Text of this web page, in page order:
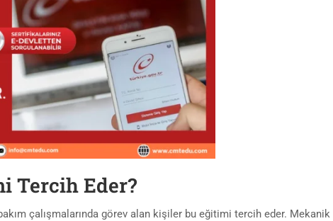
Tercih Eder?
çalışmalarında görev alan kişiler bu eğitimi tercih eder. Mekanik